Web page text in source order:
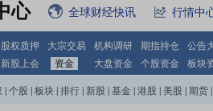
心 全球财经快讯 行情中
股权质押 大宗交易 机构调研 期指持仓
公告
新股上会 资金 大盘资金 个股资金 板块
个股 板块 排行 新股 基金 港股 美股 期货